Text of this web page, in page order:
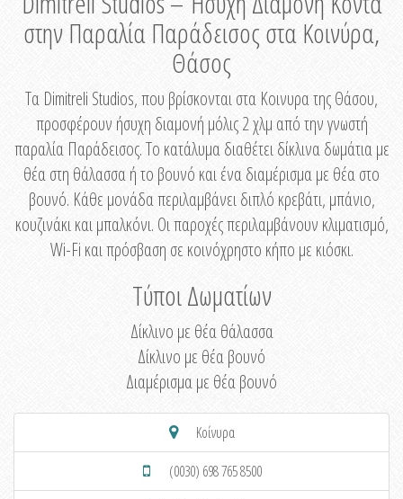
στην Παραλία Παράδεισος στα Κοινύρα,
Θάσος
Τα Dimitreli Studios, που βρίσκονται στα Κοινυρα της Θάσου,
προσφέρουν ήσυχη διαμονή μόλις 2 χλμ από την γνωστή
παραλία Παράδεισος. Το κατάλυμα διαθέτει δίκλινα δωμάτια με
θέα στη θάλασσα ή το βουνό και ένα διαμέρισμα με θέα στο
βουνό. Κάθε μονάδα περιλαμβάνει διπλό κρεβάτι, μπάνιο,
κουζινάκι και μπαλκόνι. Οι παροχές περιλαμβάνουν κλιματισμό,
Wi-Fi και πρόσβαση σε κοινόχρηστο κήπο με κιόσκι.
Τύποι Δωματίων
Δίκλινο με θέα θάλασσα
Δίκλινο με θέα βουνό
Διαμέρισμα με θέα βουνό
Κοίνυρα
(0030) 698 765 8500